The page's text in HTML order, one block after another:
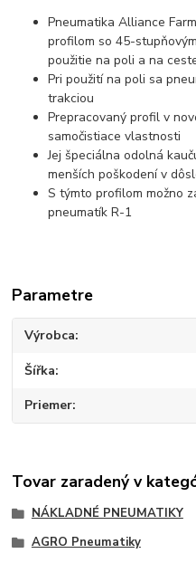
Pneumatika Alliance
profilom so 45-
použitie na poli a na
Pri použití na poli sa
trakciou
Prepracovaný profil v
samočistiace vlastnosti
Jej špeciálna odolná
menších poškodení v
S týmto profilom možno
pneumatík R-1
Parametre
Výrobca
Šířka
Priemer
Tovar zaradený v
NÁKLADNÉ PNEUMATIKY
AGRO Pneumatiky